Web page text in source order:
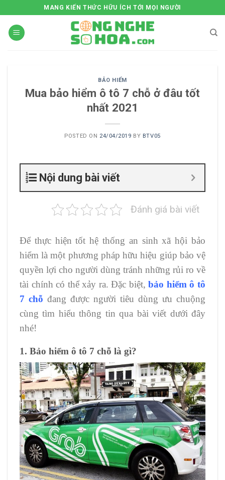
to
content
MANG KIẾN THỨC HỮU ÍCH TỚI MỌI NGƯỜI
BẢO HIỂM
Mua bảo hiểm ô tô 7 chỗ ở đâu tốt
nhất 2021
POSTED ON 24/04/2019 BY BTV05
Nội dung bài viết
Đánh giá bài viết
Để thực hiện tốt hệ thống an sinh xã hội bảo
hiểm là một phương pháp hữu hiệu giúp bảo vệ
quyền lợi cho người dùng tránh những rủi ro về
tài chính có thể xảy ra. Đặc biệt,bảo hiểm ô tô
7 chỗ đang được người tiêu dùng ưu chuộng
cùng tìm hiểu thông tin qua bài viết dưới đây
nhé!
1. Bảo hiểm ô tô 7 chỗ là gì?